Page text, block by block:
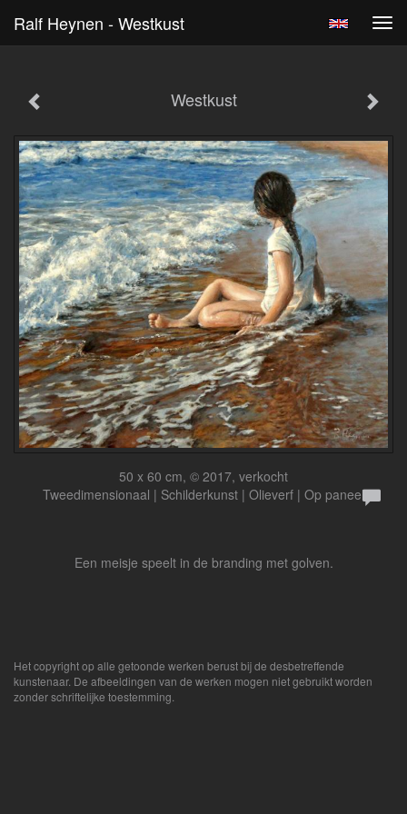
Ralf Heynen - Westkust
Westkust
50 x 60 cm, © 2017, verkocht
Tweedimensionaal | Schilderkunst | Olieverf | Op paneel
Een meisje speelt in de branding met golven.
Het copyright op alle getoonde werken berust bij de desbetreffende
kunstenaar. De afbeeldingen van de werken mogen niet gebruikt worden
zonder schriftelijke toestemming.